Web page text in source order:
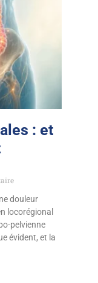
: et
douleur
locorégional
pelvienne
évident, et la